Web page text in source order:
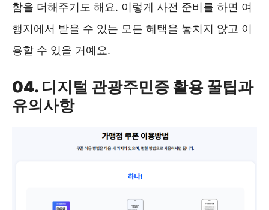
함을 더해주기도 해요. 이렇게 사전 준비를 하면 여
행지에서 받을 수 있는 모든 혜택을 놓치지 않고 이
용할 수 있을 거예요.
04. 디지털 관광주민증 활용 꿀팁과
유의사항